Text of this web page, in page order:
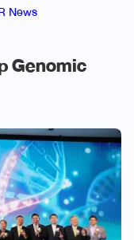
News
Genomic